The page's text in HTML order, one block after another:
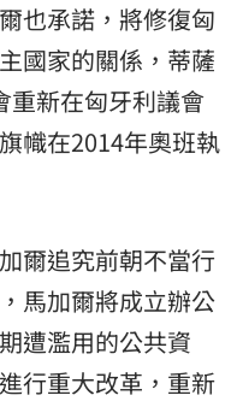
也承諾，將修復匈
國家的關係，蒂薩
重新在匈牙利議會
幟在2014年奧班執
爾追究前朝不當行
馬加爾將成立辦公
遭濫用的公共資
行重大改革，重新